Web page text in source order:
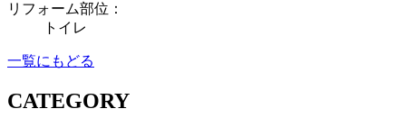
リフォーム部位：
トイレ
一覧にもどる
CATEGORY